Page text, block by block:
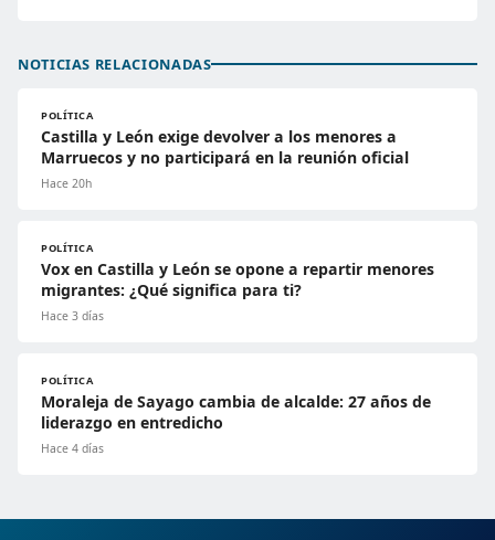
NOTICIAS RELACIONADAS
POLÍTICA
Castilla y León exige devolver a los menores a
Marruecos y no participará en la reunión oficial
Hace 20h
POLÍTICA
Vox en Castilla y León se opone a repartir menores
migrantes: ¿Qué significa para ti?
Hace 3 días
POLÍTICA
Moraleja de Sayago cambia de alcalde: 27 años de
liderazgo en entredicho
Hace 4 días